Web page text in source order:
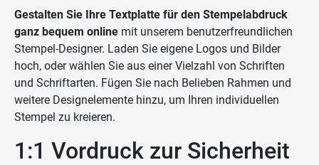
Gestalten Sie Ihre Textplatte für den Stempelabdruck
ganz bequem online mit unserem benutzerfreundlichen
Stempel-Designer. Laden Sie eigene Logos und Bilder
hoch, oder wählen Sie aus einer Vielzahl von Schriften
und Schriftarten. Fügen Sie nach Belieben Rahmen und
weitere Designelemente hinzu, um Ihren individuellen
Stempel zu kreieren.
1:1 Vordruck zur Sicherheit